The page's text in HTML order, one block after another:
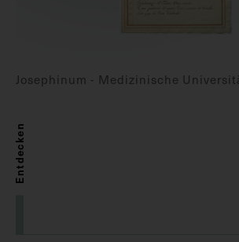
Josephinum - Medizinische
Entdecken